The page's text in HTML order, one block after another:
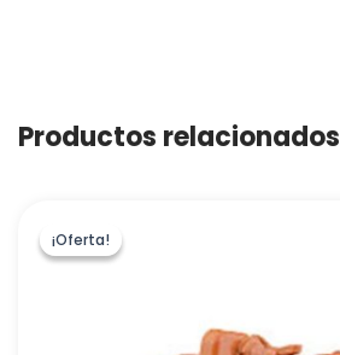
Productos relacionados
¡Oferta!
¡Oferta!